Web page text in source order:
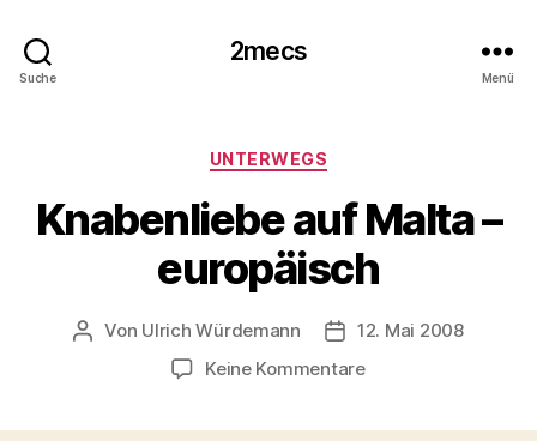
Suche
2mecs
Menü
Kategorien
UNTERWEGS
Knabenliebe auf Malta –
europäisch
Beitragsautor
Von Ulrich Würdemann Beitragsdatum
12. Mai 2008
Keine Kommentarezu